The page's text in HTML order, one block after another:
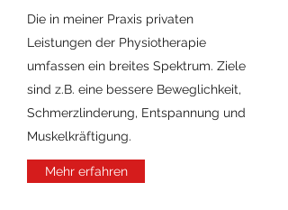
Die in meiner Praxis privaten
Leistungen der Physiotherapie
umfassen ein breites Spektrum. Ziele
sind z.B. eine bessere Beweglichkeit,
Schmerzlinderung, Entspannung und
Muskelkräftigung.
Mehr erfahren